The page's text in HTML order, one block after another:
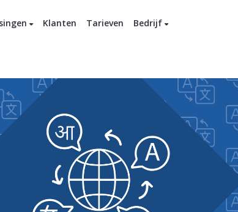
Klanten Tarieven Bedrijf